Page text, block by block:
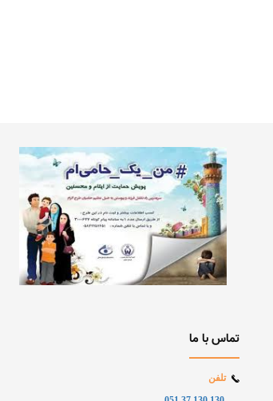
تماس با ما
تلفن